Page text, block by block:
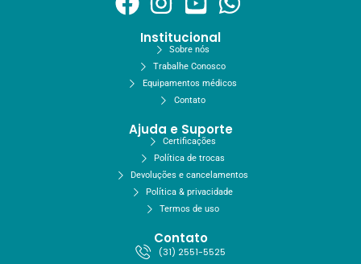
Institucional
Sobre nós
Trabalhe Conosco
Equipamentos médicos
Contato
Ajuda e Suporte
Certificações
Política de trocas
Devoluções e cancelamentos
Política & privacidade
Termos de uso
Contato
(31) 2551-5525